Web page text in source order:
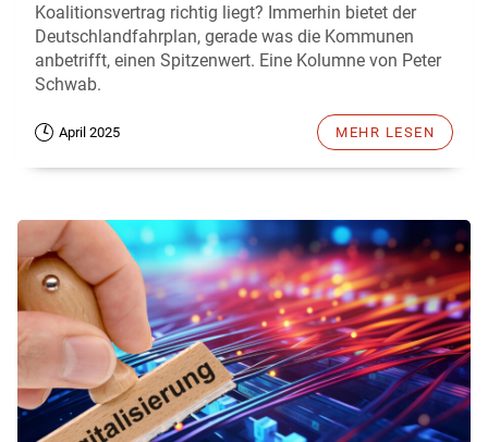
Koalitionsvertrag richtig liegt? Immerhin bietet der
Deutschlandfahrplan, gerade was die Kommunen
anbetrifft, einen Spitzenwert. Eine Kolumne von Peter
Schwab.
April 2025 MEHR LESEN